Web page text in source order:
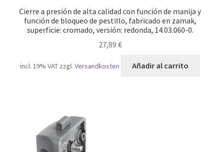
Cierre a presión de alta calidad con función de manija y
función de bloqueo de pestillo, fabricado en zamak,
superficie: cromado, versión: redonda, 14.03.060-0.
27,89 €
incl. 19% VAT zzgl.Versandkosten Añadir al carrito